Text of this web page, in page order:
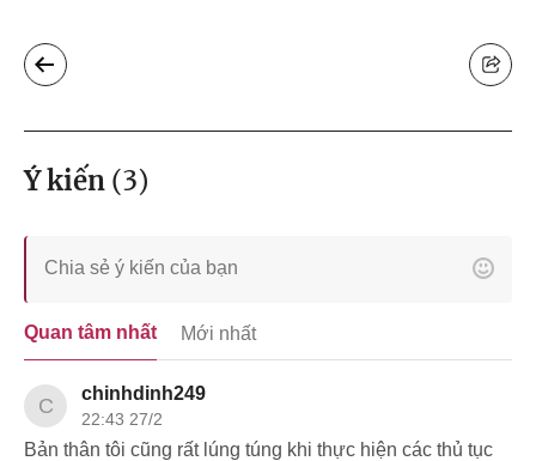
Ý kiến (3)
Quan tâm nhất Mới nhất
C chinhdinh249
22:43 27/2
Bản thân tôi cũng rất lúng túng khi thực hiện các thủ tục